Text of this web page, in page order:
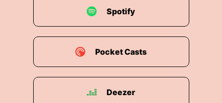
Spotify
Pocket Casts
Deezer